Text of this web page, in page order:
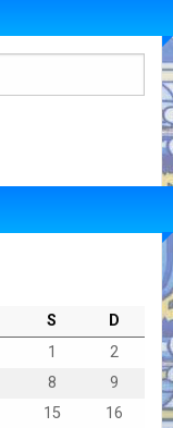
S
D
1
2
8
9
15
16